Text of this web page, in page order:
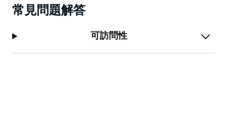
常見問題解答
可訪問性